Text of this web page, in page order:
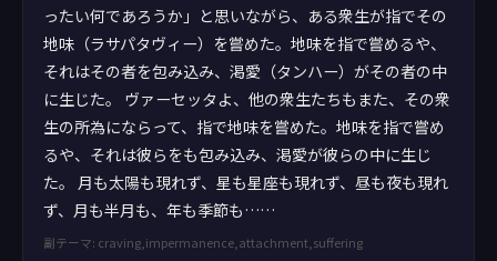
ったい何であろうか」と思いながら、ある衆生が指でその
地味（ラサパタヴィー）を嘗めた。地味を指で嘗めるや、
それはその者を包み込み、渇愛（タンハー）がその者の中
に生じた。 ヴァーセッタよ、他の衆生たちもまた、その衆
生の所為にならって、指で地味を嘗めた。地味を指で嘗め
るや、それは彼らをも包み込み、渇愛が彼らの中に生じ
た。 月も太陽も現れず、星も星座も現れず、昼も夜も現れ
ず、月も半月も、年も季節も……
副テーマ: craving,impermanence,attachment,suffering